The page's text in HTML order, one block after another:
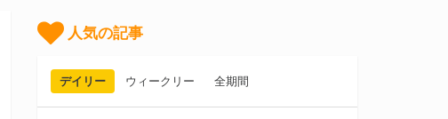
人気の記事
デイリー ウィークリー 全期間